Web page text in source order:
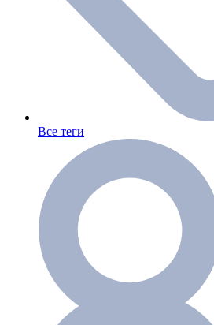
Все теги